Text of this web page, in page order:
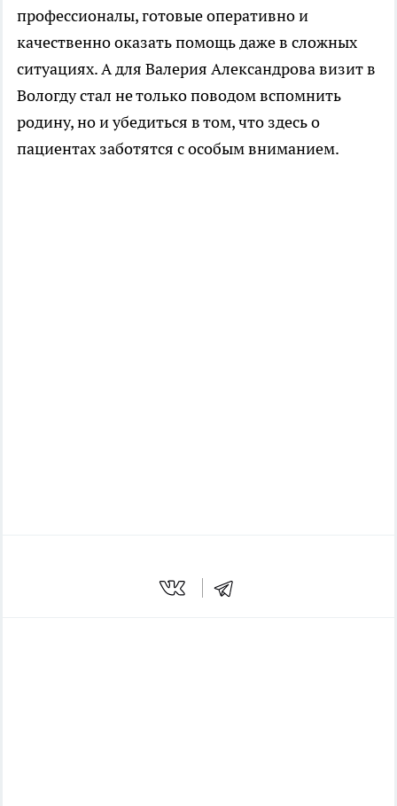
профессионалы, готовые оперативно и
качественно оказать помощь даже в сложных
ситуациях. А для Валерия Александрова визит в
Вологду стал не только поводом вспомнить
родину, но и убедиться в том, что здесь о
пациентах заботятся с особым вниманием.